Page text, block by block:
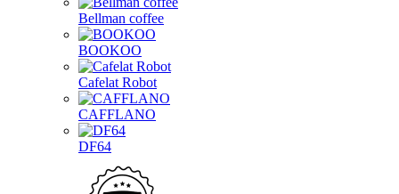
Bellman coffee
BOOKOO
Cafelat Robot
CAFFLANO
DF64